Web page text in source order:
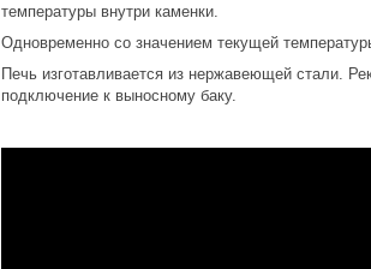
температуры внутри каменки.
Одновременно со значением текущей
Печь изготавливается из нержавеющей стали.
подключение к выносному баку.